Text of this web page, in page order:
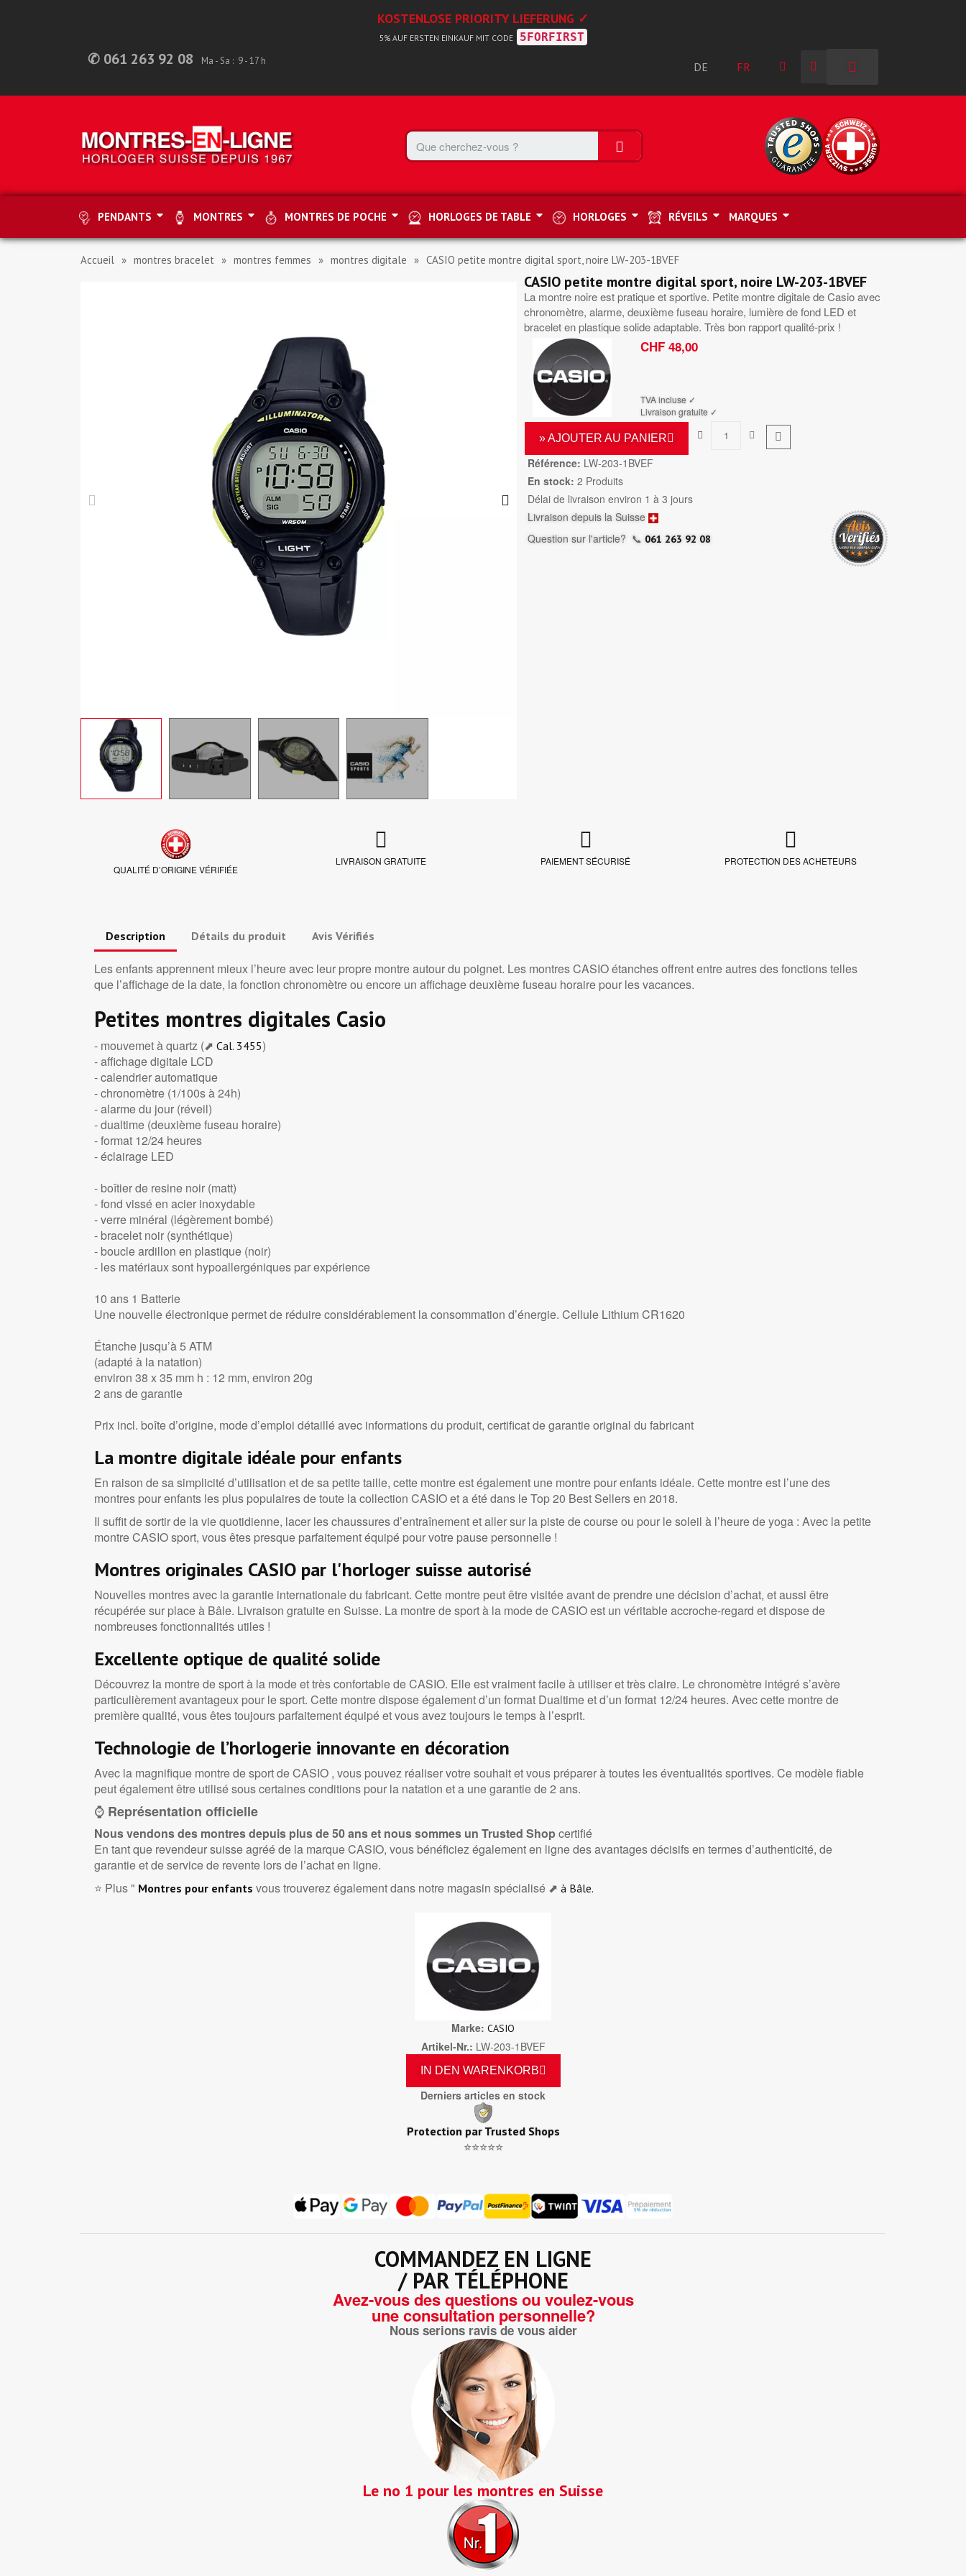
KOSTENLOSE PRIORITY LIEFERUNG ✓
5% AUF ERSTEN EINKAUF MIT CODE 5FORFIRST
✆ 061 263 92 08 Ma - Sa : 9 - 17 h DE FR
PENDANTS MONTRES MONTRES DE POCHE HORLOGES DE TABLE HORLOGES RÉVEILS MARQUES
Accueil montres bracelet montres femmes montres digitale CASIO petite montre digital sport, noire LW-203-1BVEF
CASIO petite montre digital sport, noire LW-203-1BVEF
La montre noire est pratique et sportive. Petite montre digitale de Casio avec
chronomètre, alarme, deuxième fuseau horaire, lumière de fond LED et
bracelet en plastique solide adaptable. Très bon rapport qualité-prix !
CHF 48,00
TVA incluse ✓
Livraison gratuite ✓
» AJOUTER AU PANIER
Référence: LW-203-1BVEF
En stock: 2 Produits
Délai de livraison environ 1 à 3 jours
Livraison depuis la Suisse
Question sur l'article? 📞 061 263 92 08
QUALITÉ D’ORIGINE VÉRIFIÉE
LIVRAISON GRATUITE PAIEMENT SÉCURISÉ PROTECTION DES ACHETEURS
Description Détails du produit Avis Vérifiés
Les enfants apprennent mieux l’heure avec leur propre montre autour du poignet. Les montres CASIO étanches offrent entre autres des fonctions telles
que l’affichage de la date, la fonction chronomètre ou encore un affichage deuxième fuseau horaire pour les vacances.
Petites montres digitales Casio
- mouvemet à quartz (⬈ Cal. 3455)
- affichage digitale LCD
- calendrier automatique
- chronomètre (1/100s à 24h)
- alarme du jour (réveil)
- dualtime (deuxième fuseau horaire)
- format 12/24 heures
- éclairage LED
- boîtier de resine noir (matt)
- fond vissé en acier inoxydable
- verre minéral (légèrement bombé)
- bracelet noir (synthétique)
- boucle ardillon en plastique (noir)
- les matériaux sont hypoallergéniques par expérience
10 ans 1 Batterie
Une nouvelle électronique permet de réduire considérablement la consommation d’énergie. Cellule Lithium CR1620
Étanche jusqu’à 5 ATM
(adapté à la natation)
environ 38 x 35 mm h : 12 mm, environ 20g
2 ans de garantie
Prix incl. boîte d’origine, mode d’emploi détaillé avec informations du produit, certificat de garantie original du fabricant
La montre digitale idéale pour enfants
En raison de sa simplicité d’utilisation et de sa petite taille, cette montre est également une montre pour enfants idéale. Cette montre est l’une des
montres pour enfants les plus populaires de toute la collection CASIO et a été dans le Top 20 Best Sellers en 2018.
Il suffit de sortir de la vie quotidienne, lacer les chaussures d’entraînement et aller sur la piste de course ou pour le soleil à l’heure de yoga : Avec la petite
montre CASIO sport, vous êtes presque parfaitement équipé pour votre pause personnelle !
Montres originales CASIO par l'horloger suisse autorisé
Nouvelles montres avec la garantie internationale du fabricant. Cette montre peut être visitée avant de prendre une décision d’achat, et aussi être
récupérée sur place à Bâle. Livraison gratuite en Suisse. La montre de sport à la mode de CASIO est un véritable accroche-regard et dispose de
nombreuses fonctionnalités utiles !
Excellente optique de qualité solide
Découvrez la montre de sport à la mode et très confortable de CASIO. Elle est vraiment facile à utiliser et très claire. Le chronomètre intégré s’avère
particulièrement avantageux pour le sport. Cette montre dispose également d’un format Dualtime et d’un format 12/24 heures. Avec cette montre de
première qualité, vous êtes toujours parfaitement équipé et vous avez toujours le temps à l’esprit.
Technologie de l’horlogerie innovante en décoration
Avec la magnifique montre de sport de CASIO , vous pouvez réaliser votre souhait et vous préparer à toutes les éventualités sportives. Ce modèle fiable
peut également être utilisé sous certaines conditions pour la natation et a une garantie de 2 ans.
⌚ Représentation officielle
Nous vendons des montres depuis plus de 50 ans et nous sommes un Trusted Shop certifié
En tant que revendeur suisse agréé de la marque CASIO, vous bénéficiez également en ligne des avantages décisifs en termes d’authenticité, de
garantie et de service de revente lors de l’achat en ligne.
⭐ Plus " Montres pour enfants vous trouverez également dans notre magasin spécialisé ⬈ à Bâle.
Marke CASIO
Artikel-Nr. LW-203-1BVEF
IN DEN WARENKORB
Derniers articles en stock
Protection par Trusted Shops
⭐⭐⭐⭐⭐
COMMANDEZ EN LIGNE
/ PAR TÉLÉPHONE
Avez-vous des questions ou voulez-vous
une consultation personnelle?
Nous serions ravis de vous aider
Le no 1 pour les montres en Suisse